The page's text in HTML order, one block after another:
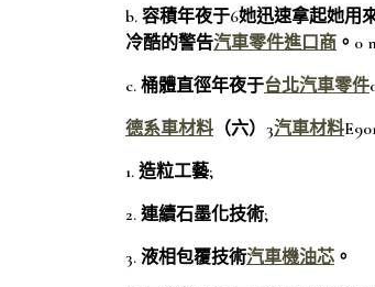
b. 容積年夜于6她迅速拿起她用
冷酷的警告汽車零件進口商 。0
c. 桶體直徑年夜于台北汽車零件
德系車材料 （六）3汽車材料
1. 造粒工藝;
2. 連續石墨化技術;
3. 液相包覆技術汽車機油芯 。